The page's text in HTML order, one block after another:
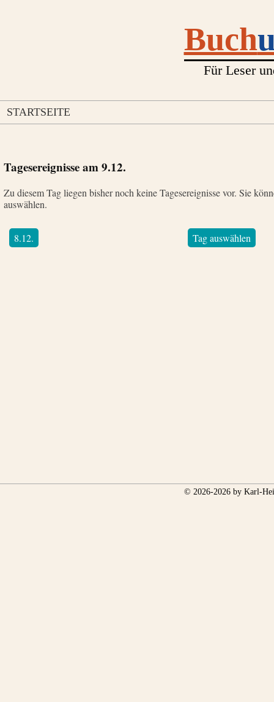
Buch
Für Leser
STARTSEITE
Tagesereignisse am9.12.
Zu diesem Tag liegen bisher noch keine Tagesereignisse vor. Sie
auswählen.
8.12. Tag auswählen
© 2026-2026 by Karl-